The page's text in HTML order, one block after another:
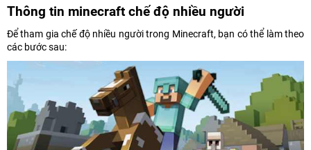
Thông tin minecraft chế độ nhiều người
Để tham gia chế độ nhiều người trong Minecraft, bạn có thể làm theo
các bước sau: